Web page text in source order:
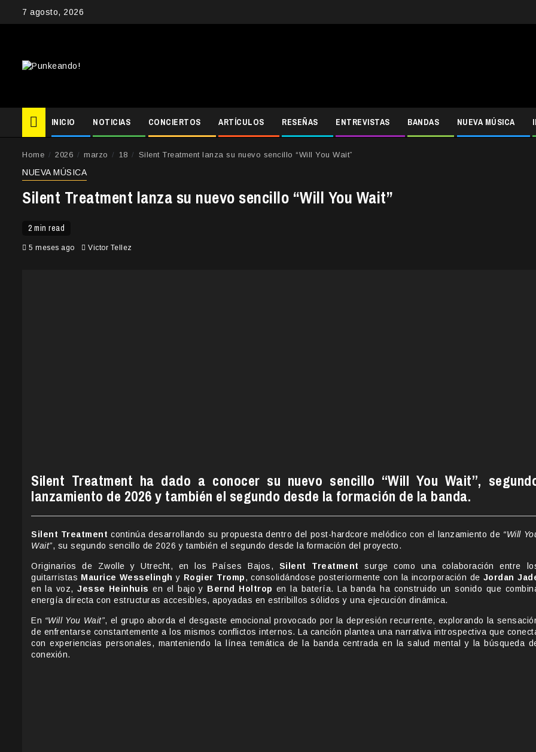
7 agosto, 2026
INICIO NOTICIAS CONCIERTOS ARTÍCULOS RESEÑAS ENTREVISTAS BANDAS NUEVA MÚSICA
Home 2026 marzo 18 Silent Treatment lanza su nuevo sencillo “Will You Wait”
NUEVA MÚSICA
Silent Treatment lanza su nuevo sencillo “Will You Wait”
2 min read
5 meses ago Victor Tellez
Silent Treatment ha dado a conocer su nuevo sencillo “Will You Wait”,
lanzamiento de 2026 y también el segundo desde la formación de la banda.
Silent Treatment continúa desarrollando su propuesta dentro del post-hardcore melódico con el lanzamiento de “Will
Wait”, su segundo sencillo de 2026 y también el segundo desde la formación del proyecto.
Originarios de Zwolle y Utrecht, en los Países Bajos, Silent Treatment
surge como una colaboración entre
guitarristas Maurice Wesselingh y Rogier Tromp, consolidándose posteriormente con la incorporación de Jordan
en la voz,Jesse Heinhuis en el bajo y Bernd Holtrop en la batería. La banda ha construido un sonido que
energía directa con estructuras accesibles, apoyadas en estribillos sólidos y una ejecución dinámica.
En “Will You Wait”, el grupo aborda el desgaste emocional provocado por la depresión recurrente, explorando la
de enfrentarse constantemente a los mismos conflictos internos. La canción plantea una narrativa introspectiva que
con experiencias personales, manteniendo la línea temática de la banda centrada en la salud mental y la búsqueda
conexión.